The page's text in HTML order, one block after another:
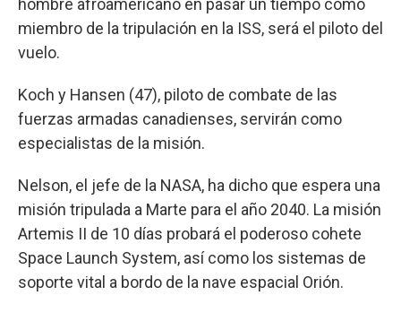
hombre afroamericano en pasar un tiempo como
miembro de la tripulación en la ISS, será el piloto del
vuelo.
Koch y Hansen (47), piloto de combate de las
fuerzas armadas canadienses, servirán como
especialistas de la misión.
Nelson, el jefe de la NASA, ha dicho que espera una
misión tripulada a Marte para el año 2040. La misión
Artemis II de 10 días probará el poderoso cohete
Space Launch System, así como los sistemas de
soporte vital a bordo de la nave espacial Orión.